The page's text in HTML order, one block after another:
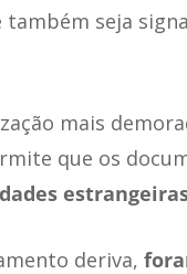
seja
mais
que os
deriva,